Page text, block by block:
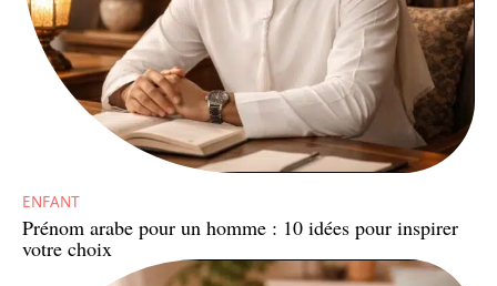
ENFANT
Prénom arabe pour un homme : 10 idées pour inspirer
votre choix